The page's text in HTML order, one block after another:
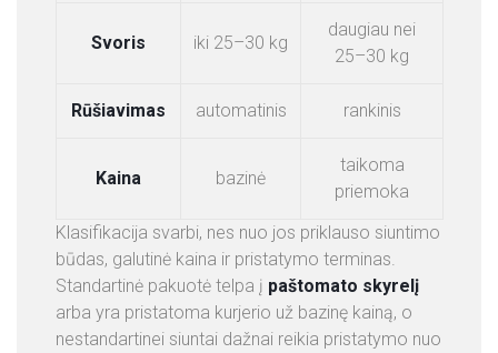
Svoris iki 25–30 kg
daugiau nei
25–30 kg
Rūšiavimas automatinis rankinis
Kaina bazinė
taikoma
priemoka
Klasifikacija svarbi, nes nuo jos priklauso siuntimo
būdas, galutinė kaina ir pristatymo terminas.
Standartinė pakuotė telpa į paštomato skyrelį
arba yra pristatoma kurjerio už bazinę kainą, o
nestandartinei siuntai dažnai reikia pristatymo nuo